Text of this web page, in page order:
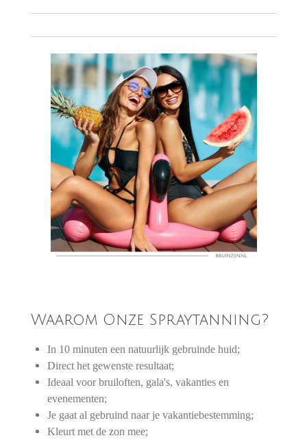
Waarom Onze Spraytanning?
In 10 minuten een natuurlijk gebruinde huid;
Direct het gewenste resultaat;
Ideaal voor bruiloften, gala's, vakanties en
evenementen;
Je gaat al gebruind naar je vakantiebestemming;
Kleurt met de zon mee;